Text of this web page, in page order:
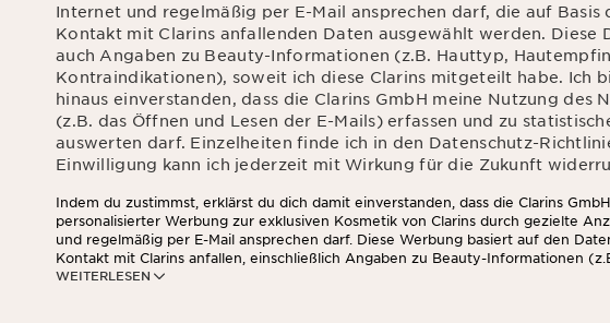
Internet und regelmäßig per E-Mail ansprechen darf, die auf Basis
Kontakt mit Clarins anfallenden Daten ausgewählt werden. Diese
auch Angaben zu Beauty-Informationen (z.B. Hauttyp,
Kontraindikationen), soweit ich diese Clarins mitgeteilt habe. Ich
hinaus einverstanden, dass die Clarins GmbH meine Nutzung des
(z.B. das Öffnen und Lesen der E-Mails) erfassen und zu
auswerten darf. Einzelheiten finde ich in den Datenschutz-
Einwilligung kann ich jederzeit mit Wirkung für die Zukunft
WEITERLESEN
Indem du zustimmst, erklärst du dich damit einverstanden, dass die Clarins
personalisierter Werbung zur exklusiven Kosmetik von Clarins durch gezielte
und regelmäßig per E-Mail ansprechen darf. Diese Werbung basiert auf den
Kontakt mit Clarins anfallen, einschließlich Angaben zu Beauty-Informationen
Hautempfindlichkeit, Kontraindikationen), soweit du diese Clarins mitgeteilt hast.